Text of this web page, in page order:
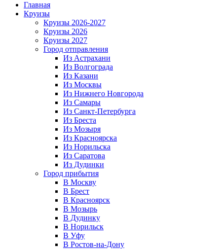
Главная
Круизы
Круизы 2026-2027
Круизы 2026
Круизы 2027
Город отправления
Из Астрахани
Из Волгограда
Из Казани
Из Москвы
Из Нижнего Новгорода
Из Самары
Из Санкт-Петербурга
Из Бреста
Из Мозыря
Из Красноярска
Из Норильска
Из Саратова
Из Дудинки
Город прибытия
В Москву
В Брест
В Красноярск
В Мозырь
В Дудинку
В Норильск
В Уфу
В Ростов-на-Дону